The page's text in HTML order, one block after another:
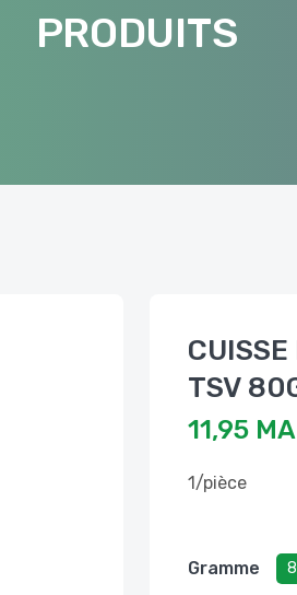
PRODUITS
TSV
11,95
1/pièce
Gramme